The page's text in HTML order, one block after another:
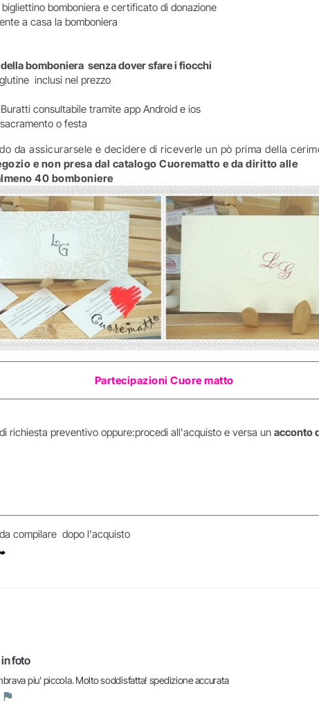
bomboniera e certificato di donazione
a casa la bomboniera
bomboniera senza dover sfare i fiocchi
inclusi nel prezzo
consultabile tramite app Android e ios
o festa
da assicurarsele e decidere di riceverle un pò prima della
e non presa dal catalogo Cuorematto e da diritto alle
40 bomboniere
Partecipazioni Cuore matto
richiesta preventivo oppure:procedi all'acquisto e versa un acconto
compilare dopo l'acquisto
foto
piu' piccola. Molto soddisfatta! spedizione accurata